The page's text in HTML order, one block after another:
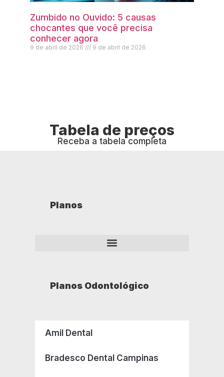
Zumbido no Ouvido: 5 causas
chocantes que você precisa
conhecer agora
9 de abril de 2026 9 de abril de 2026
Tabela de preços
Receba a tabela completa
Planos
Planos Odontológico
Amil Dental
Bradesco Dental Campinas